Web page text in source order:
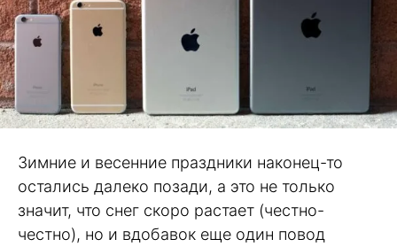
Зимние и весенние праздники наконец-то
остались далеко позади, а это не только
значит, что снег скоро растает (честно-
честно), но и вдобавок еще один повод